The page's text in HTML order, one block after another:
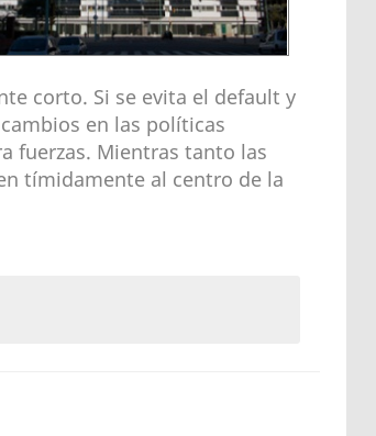
corto. Si se evita el default y
en las políticas
fuerzas. Mientras tanto las
tímidamente al centro de la